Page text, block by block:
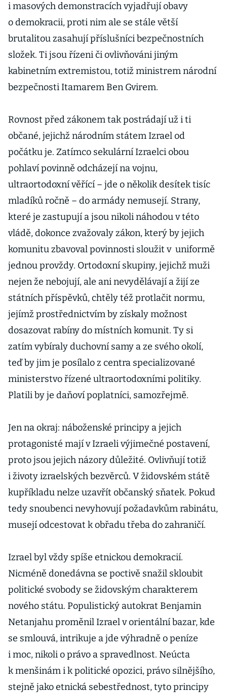
i masových demonstracích vyjadřují obavy
o demokracii, proti nim ale se stále větší
brutalitou zasahují příslušníci bezpečnostních
složek. Ti jsou řízeni či ovlivňováni jiným
kabinetním extremistou, totiž ministrem národní
bezpečnosti Itamarem Ben Gvirem.
Rovnost před zákonem tak postrádají už i ti
občané, jejichž národním státem Izrael od
počátku je. Zatímco sekulární Izraelci obou
pohlaví povinně odcházejí na vojnu,
ultraortodoxní věřící – jde o několik desítek tisíc
mladíků ročně – do armády nemusejí. Strany,
které je zastupují a jsou nikoli náhodou v této
vládě, dokonce zvažovaly zákon, který by jejich
komunitu zbavoval povinnosti sloužit v uniformě
jednou provždy. Ortodoxní skupiny, jejichž muži
nejen že nebojují, ale ani nevydělávají a žijí ze
státních příspěvků, chtěly též protlačit normu,
jejímž prostřednictvím by získaly možnost
dosazovat rabíny do místních komunit. Ty si
zatím vybíraly duchovní samy a ze svého okolí,
teď by jim je posílalo z centra specializované
ministerstvo řízené ultraortodoxními politiky.
Platili by je daňoví poplatníci, samozřejmě.
Jen na okraj: náboženské principy a jejich
protagonisté mají v Izraeli výjimečné postavení,
proto jsou jejich názory důležité. Ovlivňují totiž
i životy izraelských bezvěrců. V židovském státě
kupříkladu nelze uzavřít občanský sňatek. Pokud
tedy snoubenci nevyhovují požadavkům rabinátu,
musejí odcestovat k obřadu třeba do zahraničí.
Izrael byl vždy spíše etnickou demokracií.
Nicméně donedávna se poctivě snažil skloubit
politické svobody se židovským charakterem
nového státu. Populistický autokrat Benjamin
Netanjahu proměnil Izrael v orientální bazar, kde
se smlouvá, intrikuje a jde výhradně o peníze
i moc, nikoli o právo a spravedlnost. Neúcta
k menšinám i k politické opozici, právo silnějšího,
stejně jako etnická sebestřednost, tyto principy